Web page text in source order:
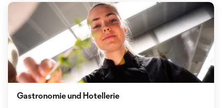
Gastronomie und Hotellerie